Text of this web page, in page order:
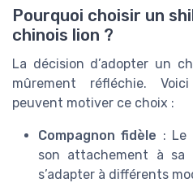
Pourquoi choisir un
chinois lion ?
La décision d’adopter un
mûrement réfléchie.
peuvent motiver ce choix :
Compagnon fidèle : Le
son attachement à
s’adapter à différents